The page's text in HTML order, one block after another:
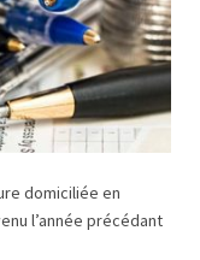
domiciliée en
l’année précédant